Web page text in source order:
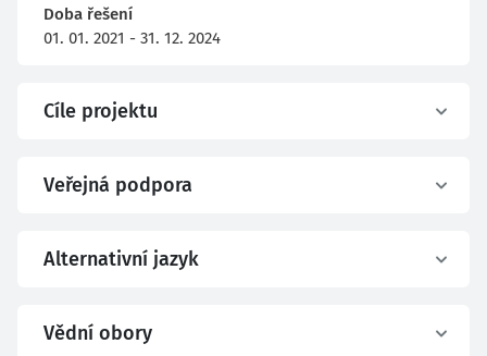
Doba řešení
01. 01. 2021 - 31. 12. 2024
Cíle projektu
Veřejná podpora
Alternativní jazyk
Vědní obory